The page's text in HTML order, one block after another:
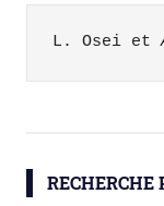
L. Osei et
RECHERCHE